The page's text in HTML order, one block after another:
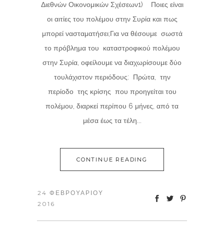
Διεθνών Οικονομικών Σχέσεων1) Ποιες είναι
οι αιτίες του πολέμου στην Συρία και πως
μπορεί νασταματήσει;Για να θέσουμε σωστά
το πρόβλημα του καταστροφικού πολέμου
στην Συρία, οφείλουμε να διαχωρίσουμε δύο
τουλάχιστον περιόδους: Πρώτα, την
περίοδο της κρίσης που προηγείται του
πολέμου, διαρκεί περίπου 6 μήνες, από τα
μέσα έως τα τέλη...
CONTINUE READING
24 ΦΕΒΡΟΥΑΡΊΟΥ
2016